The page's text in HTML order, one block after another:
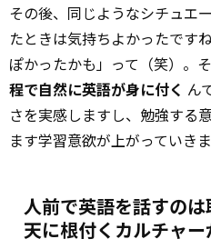
その後、同じようなシチュエ
たときは気持ちよかったです
ぽかったかも」って（笑）。そ
程で自然に英語が身に付く ん
さを実感しますし、勉強する
ます学習意欲が上がっていきま
人前で英語を話すの
天に根付くカルチャ